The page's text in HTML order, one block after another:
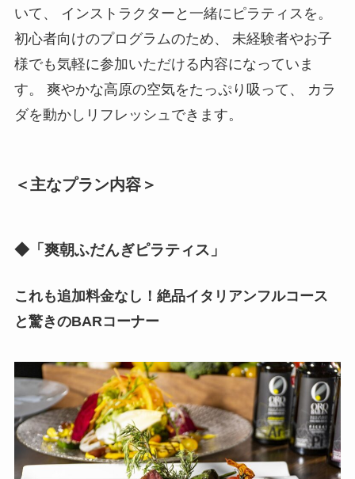
いて、 インストラクターと一緒にピラティスを。
初心者向けのプログラムのため、 未経験者やお子
様でも気軽に参加いただける内容になっていま
す。 爽やかな高原の空気をたっぷり吸って、 カラ
ダを動かしリフレッシュできます。
＜主なプラン内容＞
◆「爽朝ふだんぎピラティス」
これも追加料金なし！絶品イタリアンフルコース
と驚きのBARコーナー